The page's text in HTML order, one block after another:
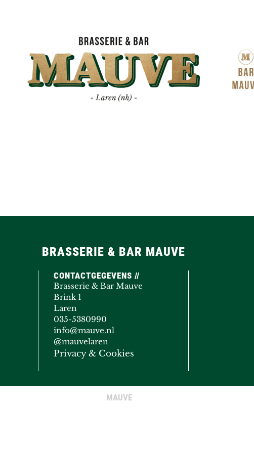
BRASSERIE & BAR MAUVE
CONTACTGEGEVENS //
Brasserie & Bar Mauve
Brink 1
Laren
035-5380990
info@mauve.nl
@mauvelaren
Privacy & Cookies
MAUVE· ALL RIGHTS RESERVED